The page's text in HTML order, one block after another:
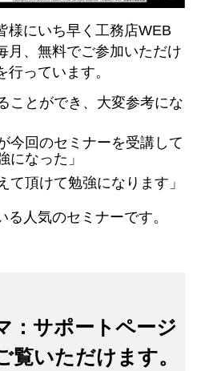
様にいち早く工務店WEB
月、無料でご参加いただけ
っています。
ことができ、大変参考にな
今回のセミナーを受講して
になった」
て頂けて勉強になります」
人気のセミナーです。
：サポートページ
覧いただけます。